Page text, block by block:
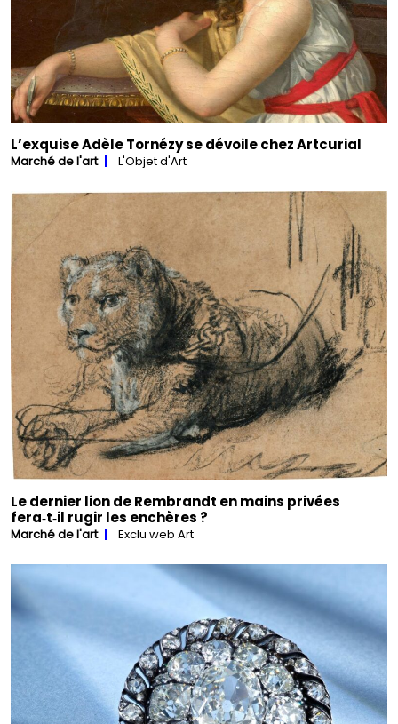
L’exquise Adèle Tornézy se dévoile chez Artcurial
Marché de l'art L'Objet d'Art
Le dernier lion de Rembrandt en mains privées
fera‑t‑il rugir les enchères ?
Marché de l'art Exclu web Art